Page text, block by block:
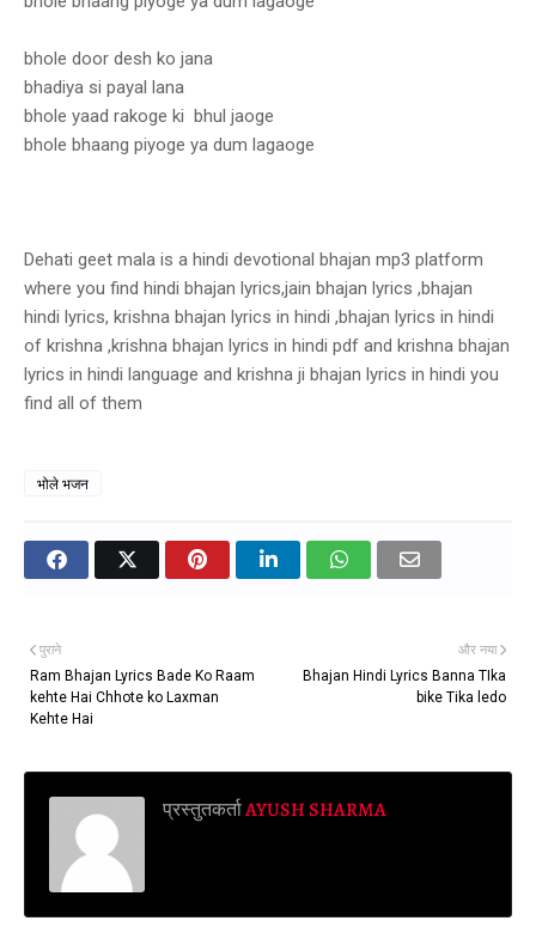
bhole door desh ko jana
bhadiya si payal lana
bhole yaad rakoge ki bhul jaoge
bhole bhaang piyoge ya dum lagaoge
Dehati geet mala is a hindi devotional bhajan mp3 platform
where you find hindi bhajan lyrics,jain bhajan lyrics ,bhajan
hindi lyrics, krishna bhajan lyrics in hindi ,bhajan lyrics in hindi
of krishna ,krishna bhajan lyrics in hindi pdf and krishna bhajan
lyrics in hindi language and krishna ji bhajan lyrics in hindi you
find all of them
भोले भजन
और नया
Bhajan Hindi Lyrics Banna TIka
bike Tika ledo
पुराने
Ram Bhajan Lyrics Bade Ko Raam
kehte Hai Chhote ko Laxman
Kehte Hai
प्रस्तुतकर्ताAYUSH SHARMA